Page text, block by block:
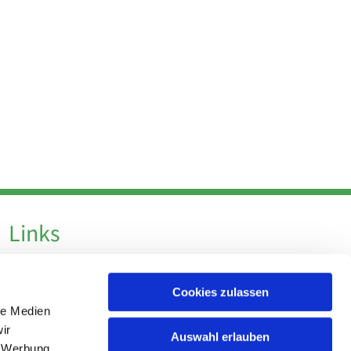
Medien
Cookies zulassen
Auswahl erlauben
Links
Impressum